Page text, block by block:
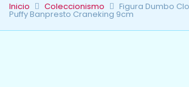
Inicio Coleccionismo Figura Dumbo
Puffy Banpresto Craneking 9cm